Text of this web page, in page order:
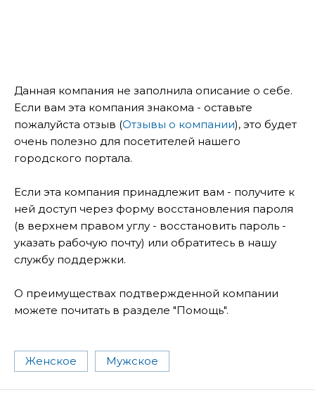
Данная компания не заполнила описание о себе.
Если вам эта компания знакома - оставьте
пожалуйста отзыв (Отзывы о компании), это будет
очень полезно для посетителей нашего
городского портала.
Если эта компания принадлежит вам - получите к
ней доступ через форму восстановления пароля
(в верхнем правом углу - восстановить пароль -
указать рабочую почту) или обратитесь в нашу
службу поддержки.
О преимуществах подтвержденной компании
можете почитать в разделе "Помощь".
Женское Мужское